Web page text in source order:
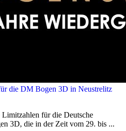
die DM Bogen 3D in Neustrelitz
für die Deutsche
3D, die in der Zeit vom 29. bis ...